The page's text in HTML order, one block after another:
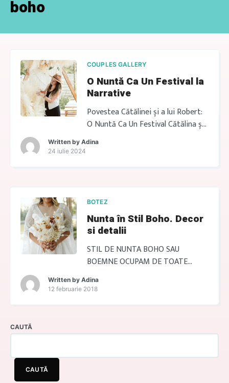
boho
COUPLES GALLERY
O Nuntă Ca Un Festival la
Narrative
Povestea Cătălinei și a lui Robert:
O Nuntă Ca Un Festival Cătălina și
Robert sunt genul de cuplu care
știu ce vor: bucurie reală, nu
spus din prima că nu își doresc o
nuntă clasică. Își doreau o zi care
Written by Adina
24 iulie 2024
BOTEZ
Nunta în Stil Boho. Decor
si detalii
STIL DE NUNTA BOHO SAU
BOEMNE OCUPAM DE TOATE
DETALIILE Transformă-ți nunta
într-un vis boho! Stilul de nuntă
Atmosfera este relaxată, cu
decorațiuni rustice și detalii
Written by Adina
12 februarie 2018
CAUTĂ
CAUTĂ